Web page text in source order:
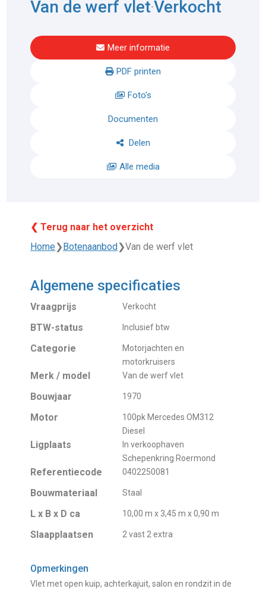
Van de werf vlet-Verkocht
Meer informatie
PDF printen
Foto's
Documenten
Delen
Alle media
❮ Terug naar het overzicht
Home❯ Botenaanbod ❯Van de werf vlet
Algemene specificaties
Vraagprijs Verkocht
BTW-status Inclusief btw
Categorie
Motorjachten en
motorkruisers
Merk / model Van de werf vlet
Bouwjaar 1970
Motor
100pk Mercedes OM312
Diesel
Ligplaats
In verkoophaven
Schepenkring Roermond
Referentiecode 0402250081
Bouwmateriaal Staal
L x B x D ca 10,00 m x 3,45 m x 0,90 m
Slaapplaatsen 2 vast 2 extra
Opmerkingen
Vlet met open kuip, achterkajuit, salon en rondzit in de